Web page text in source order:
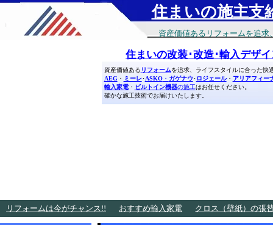
住まいの施主支
資産価値あるリフォームを追
住まいの改装･改造･輸入デザ
資産価値ある リフォームを追求、ライフスタイルに合った快
AEG・ ミーレ･ASKO・ ガゲナウ･ロジェール・ アリアフィー
輸入家電・ ビルトイン機器の施工はお任せください。
確かな施工技術でお届けいたします。
リフォームは今がチャンス!! おすすめ輸入家電 クロス（壁紙）の張